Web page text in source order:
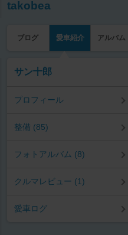
takobea
ブログ 愛車紹介 アルバム
サン十郎
プロフィール
整備 (85)
フォトアルバム (8)
クルマレビュー (1)
愛車ログ